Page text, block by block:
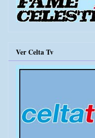
Ver Celta Tv